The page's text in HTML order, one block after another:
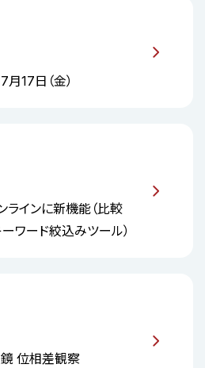
17日（金）
ラインに新機能（比較
ワード絞込みツール）
位相差観察